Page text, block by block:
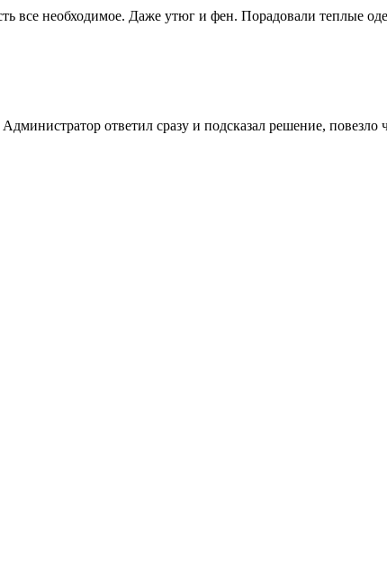
все необходимое. Даже утюг и фен. Порадовали теплые
ответил сразу и подсказал решение, повезло